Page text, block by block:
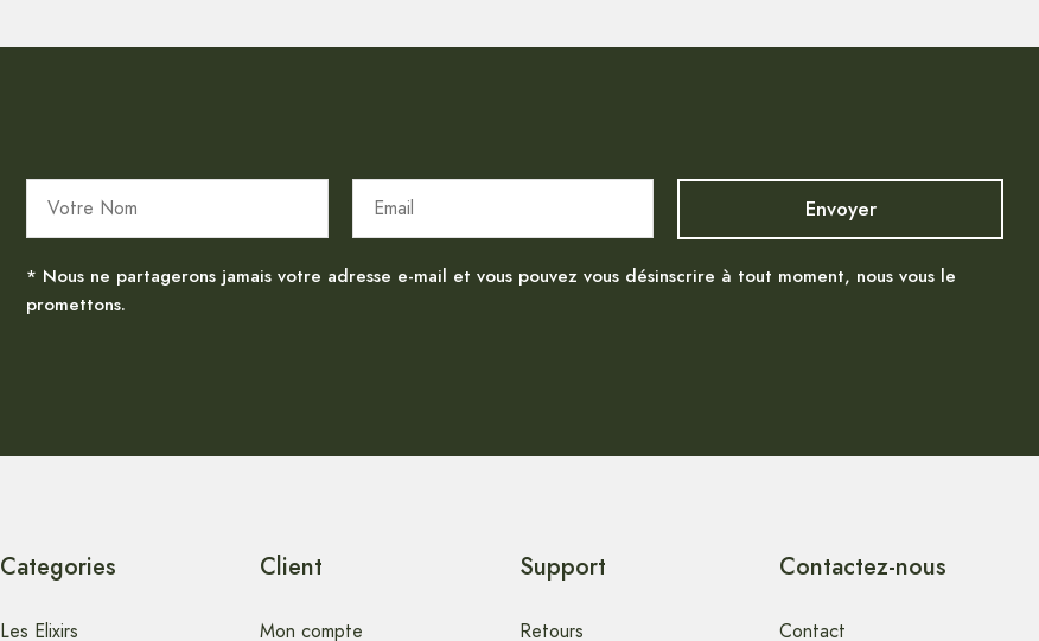
* Nous ne partagerons jamais votre adresse e-mail et vous pouvez vous désinscrire à tout moment, nous vous le
promettons.
Categories
Les Elixirs
Client
Mon compte
Support
Retours
Contactez-nous
Contact